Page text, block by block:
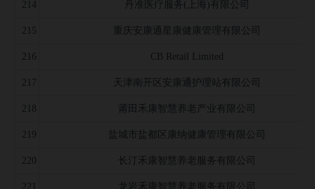
214 丹准医疗服务(上海)有限公司
215 重庆安康通星康健康管理有限公司
216 CB Retail Limited
217 天津南开区安康通护理站有限公司
218 莆田禾康智慧养老产业有限公司
219 盐城市盐都区康纳健康管理有限公司
220 长汀禾康智慧养老服务有限公司
221 龙岩禾康智慧养老服务有限公司